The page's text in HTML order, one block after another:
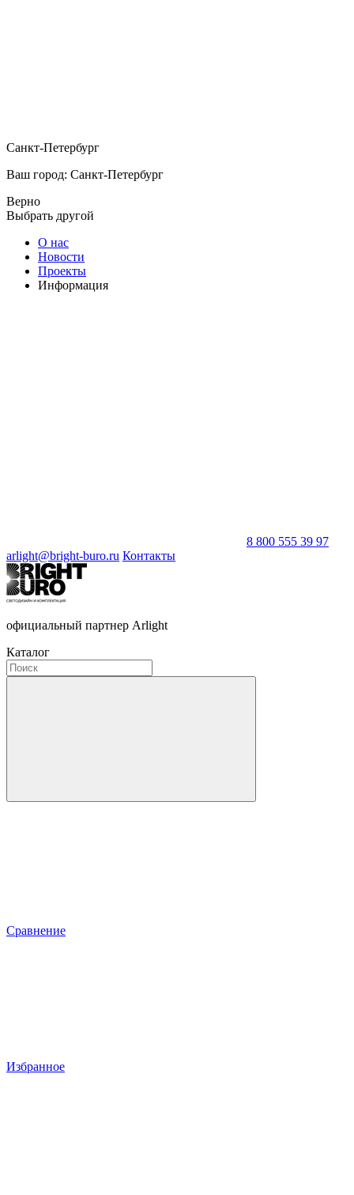
Санкт-Петербург
Ваш город: Санкт-Петербург
Верно
Выбрать другой
О нас
Новости
Проекты
Информация
8 800 555 39 97
arlight@bright-buro.ru Контакты
официальный партнер Arlight
Каталог
Сравнение
Избранное